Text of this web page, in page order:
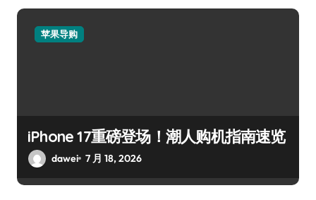
苹果导购
iPhone 17重磅登场！潮人购机指南速览
dawei 7 月 18, 2026